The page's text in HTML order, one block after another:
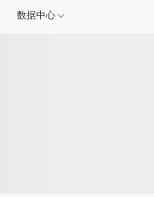
数据中心